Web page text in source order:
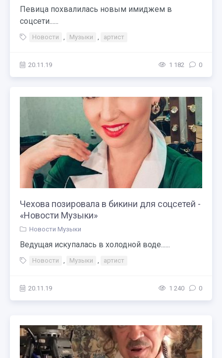
Певица похвалилась новым имиджем в
соцсети......
Новости , Музыки , артист
20.11.19 1 182 0
Чехова позировала в бикини для соцсетей -
«Новости Музыки»
Новости Музыки
Ведущая искупалась в холодной воде......
Новости , Музыки , артист
20.11.19 1 240 0